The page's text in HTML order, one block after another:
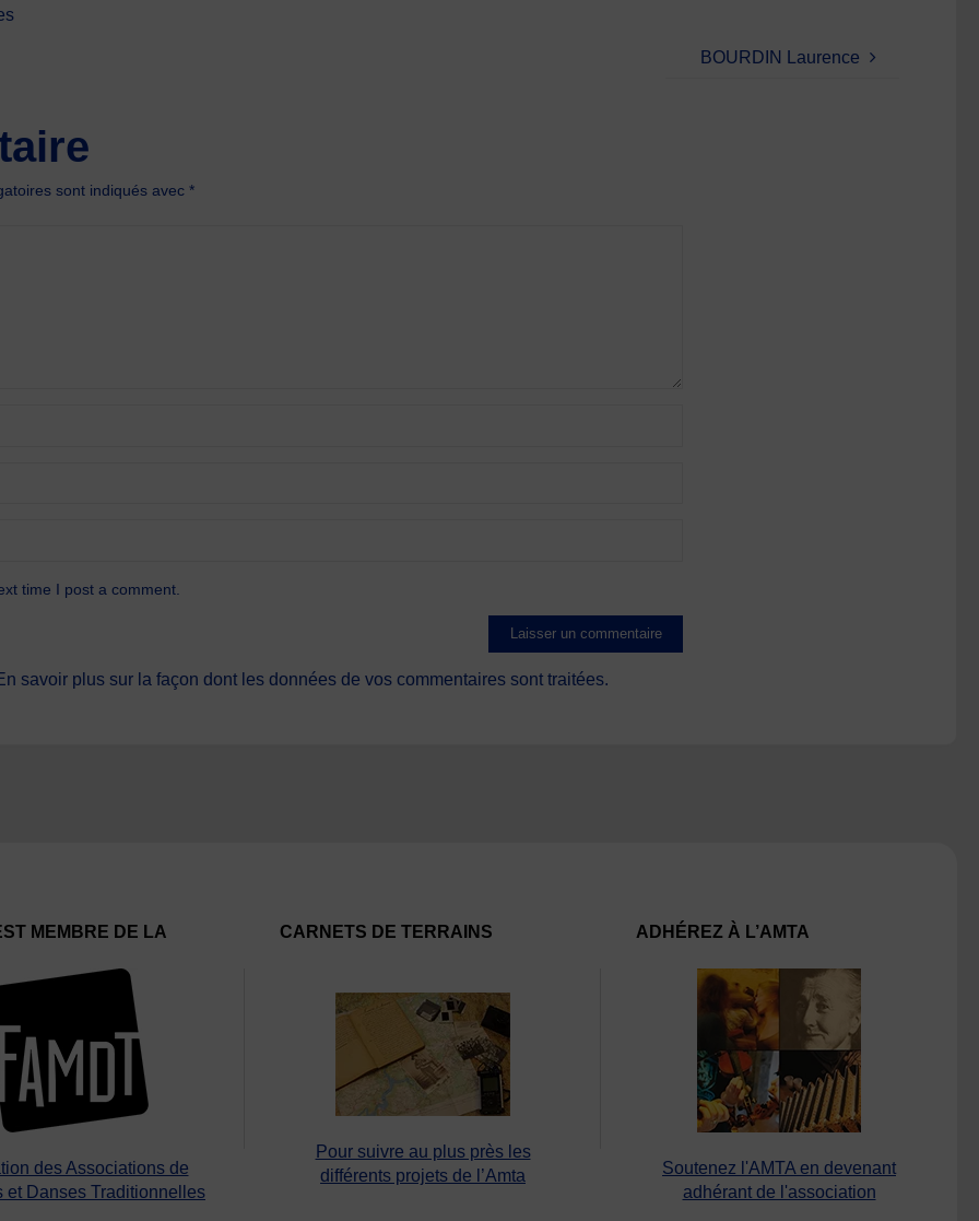
BOURDIN Laurence
sont indiqués avec*
time I post a comment.
savoir plus sur la façon dont les données de vos commentaires sont traitées.
MEMBRE DE LA
des Associations de
et Danses Traditionnelles
CARNETS DE TERRAINS
Pour suivre au plus près les
différents projets de l’Amta
ADHÉREZ À L’AMTA
Soutenez l'AMTA en devenant
adhérant de l'association